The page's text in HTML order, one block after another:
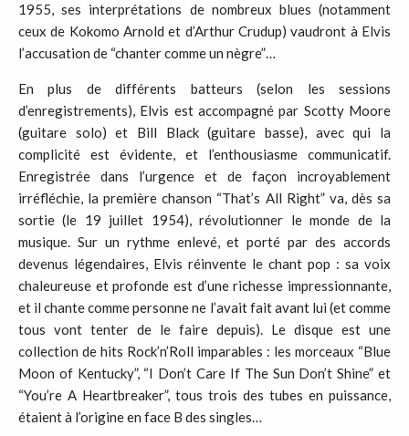
1955, ses interprétations de nombreux blues (notamment
ceux de Kokomo Arnold et d’Arthur Crudup) vaudront à Elvis
l’accusation de “chanter comme un nègre”…
En plus de différents batteurs (selon les sessions
d’enregistrements), Elvis est accompagné par Scotty Moore
(guitare solo) et Bill Black (guitare basse), avec qui la
complicité est évidente, et l’enthousiasme communicatif.
Enregistrée dans l’urgence et de façon incroyablement
irréfléchie, la première chanson “That’s All Right” va, dès sa
sortie (le 19 juillet 1954), révolutionner le monde de la
musique. Sur un rythme enlevé, et porté par des accords
devenus légendaires, Elvis réinvente le chant pop : sa voix
chaleureuse et profonde est d’une richesse impressionnante,
et il chante comme personne ne l’avait fait avant lui (et comme
tous vont tenter de le faire depuis). Le disque est une
collection de hits Rock’n’Roll imparables : les morceaux “Blue
Moon of Kentucky”, “I Don’t Care If The Sun Don’t Shine” et
“You’re A Heartbreaker”, tous trois des tubes en puissance,
étaient à l’origine en face B des singles…